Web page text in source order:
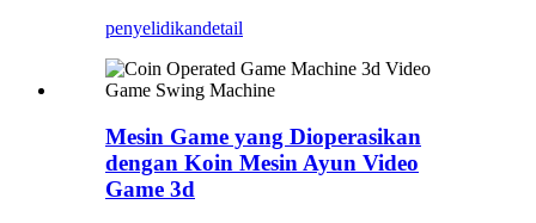
penyelidikandetail
Mesin Game yang Dioperasikan
dengan Koin Mesin Ayun Video
Game 3d